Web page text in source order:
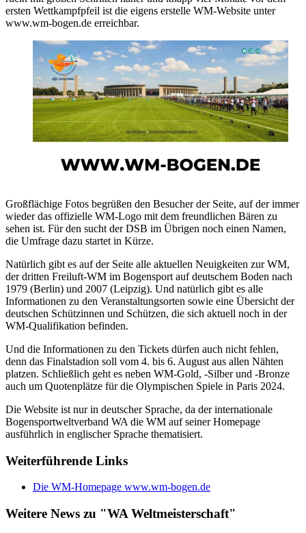
ersten Wettkampfpfeil ist die eigens erstelle WM-Website unter
www.wm-bogen.de erreichbar.
Großflächige Fotos begrüßen den Besucher der Seite, auf der immer
wieder das offizielle WM-Logo mit dem freundlichen Bären zu
sehen ist. Für den sucht der DSB im Übrigen noch einen Namen,
die Umfrage dazu startet in Kürze.
Natürlich gibt es auf der Seite alle aktuellen Neuigkeiten zur WM,
der dritten Freiluft-WM im Bogensport auf deutschem Boden nach
1979 (Berlin) und 2007 (Leipzig). Und natürlich gibt es alle
Informationen zu den Veranstaltungsorten sowie eine Übersicht der
deutschen Schützinnen und Schützen, die sich aktuell noch in der
WM-Qualifikation befinden.
Und die Informationen zu den Tickets dürfen auch nicht fehlen,
denn das Finalstadion soll vom 4. bis 6. August aus allen Nähten
platzen. Schließlich geht es neben WM-Gold, -Silber und -Bronze
auch um Quotenplätze für die Olympischen Spiele in Paris 2024.
Die Website ist nur in deutscher Sprache, da der internationale
Bogensportweltverband WA die WM auf seiner Homepage
ausführlich in englischer Sprache thematisiert.
Weiterführende Links
Die WM-Homepage www.wm-bogen.de
Weitere News zu "WA Weltmeisterschaft"